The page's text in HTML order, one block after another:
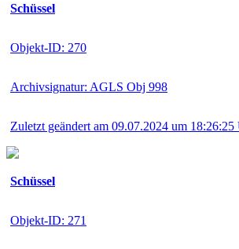
Schüssel
Objekt-ID: 270
Archivsignatur: AGLS Obj 998
Zuletzt geändert am 09.07.2024 um 18:26:25
Schüssel
Objekt-ID: 271